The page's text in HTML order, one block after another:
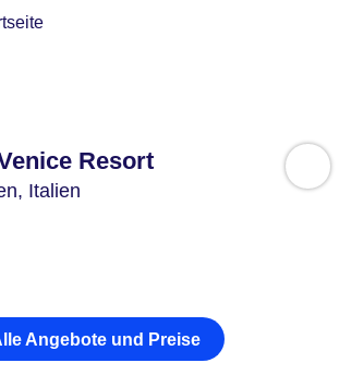
Resort
Italien
Angebote und Preise